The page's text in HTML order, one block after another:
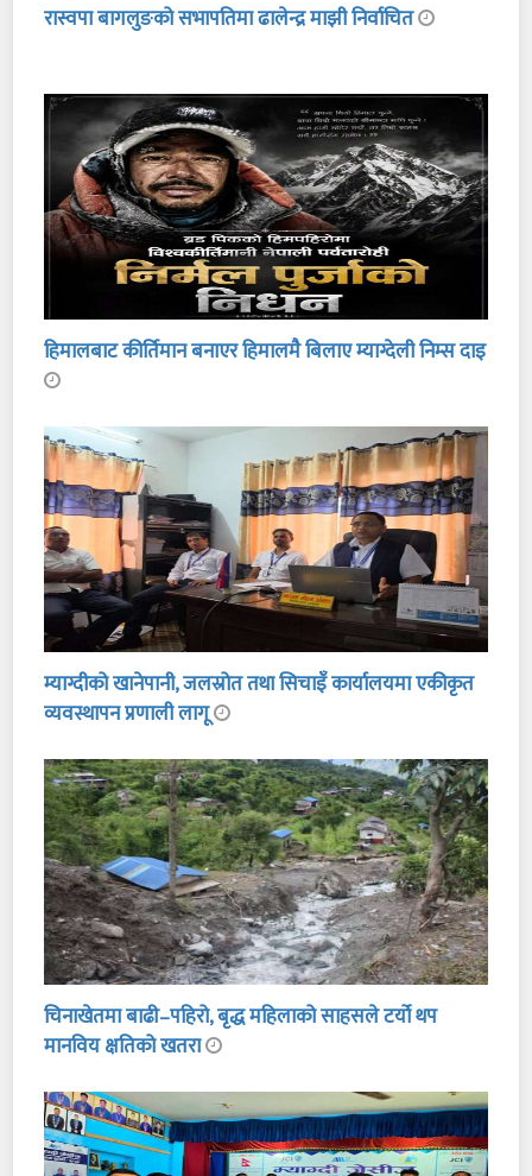
रास्वपा बागलुङको सभापतिमा ढालेन्द्र माझी निर्वाचित
हिमालबाट कीर्तिमान बनाएर हिमालमै बिलाए म्याग्देली निम्स दाइ
म्याग्दीको खानेपानी, जलस्रोत तथा सिचाइँ कार्यालयमा एकीकृत
व्यवस्थापन प्रणाली लागू
चिनाखेतमा बाढी–पहिरो, बृद्ध महिलाको साहसले टर्यो थप
मानविय क्षतिको खतरा